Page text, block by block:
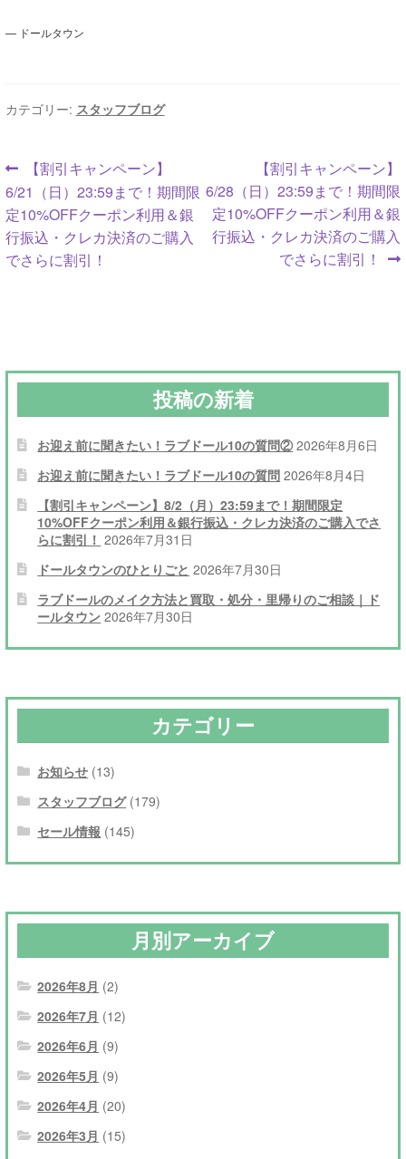
— ドールタウン
カテゴリー: スタッフブログ
投
稿
ナ
ビ
シ
ョ
ン
前
の
投
稿:
【割引キャンペーン】
6/21（日）23:59まで！期間限
定10%OFFクーポン利用＆銀
行振込・クレカ決済のご購入
でさらに割引！
次
の
投
稿:
【割引キャンペーン】
6/28（日）23:59まで！期間限
定10%OFFクーポン利用＆銀
行振込・クレカ決済のご購入
でさらに割引！
投稿の新着
お迎え前に聞きたい！ラブドール10の質問② 2026年8月6日
お迎え前に聞きたい！ラブドール10の質問 2026年8月4日
【割引キャンペーン】8/2（月）23:59まで！期間限定
10%OFFクーポン利用＆銀行振込・クレカ決済のご購入でさ
らに割引！ 2026年7月31日
ドールタウンのひとりごと 2026年7月30日
ラブドールのメイク方法と買取・処分・里帰りのご相談｜ド
ールタウン 2026年7月30日
カテゴリー
お知らせ (13)
スタッフブログ(179)
セール情報 (145)
月別アーカイブ
2026年8月 (2)
2026年7月 (12)
2026年6月 (9)
2026年5月 (9)
2026年4月 (20)
2026年3月 (15)